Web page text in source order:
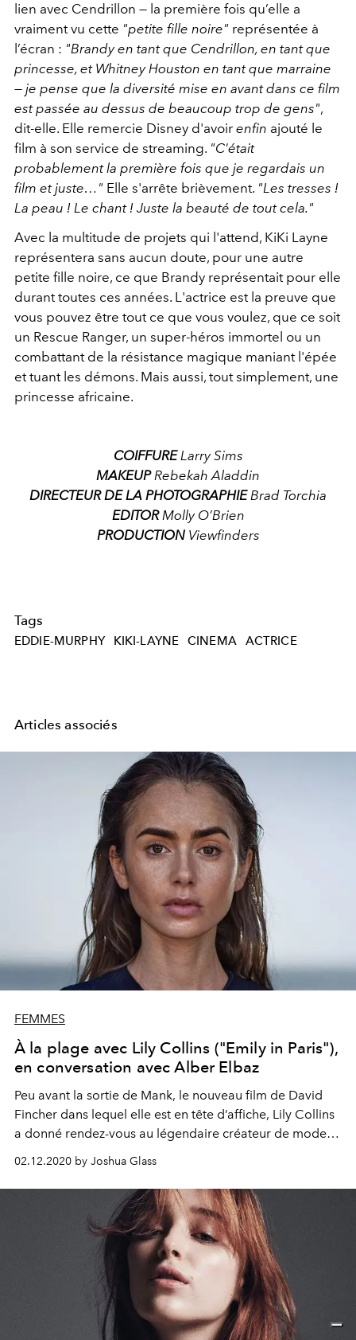
lien avec Cendrillon — la première fois qu’elle a
vraiment vu cette "petite fille noire" représentée à
l’écran : "Brandy en tant que Cendrillon, en tant que
princesse, et Whitney Houston en tant que marraine
— je pense que la diversité mise en avant dans ce film
est passée au dessus de beaucoup trop de gens",
dit-elle. Elle remercie Disney d'avoir enfin ajouté le
film à son service de streaming. "C'était
probablement la première fois que je regardais un
film et juste…" Elle s'arrête brièvement. "Les tresses !
La peau ! Le chant ! Juste la beauté de tout cela."
Avec la multitude de projets qui l'attend, KiKi Layne
représentera sans aucun doute, pour une autre
petite fille noire, ce que Brandy représentait pour elle
durant toutes ces années. L'actrice est la preuve que
vous pouvez être tout ce que vous voulez, que ce soit
un Rescue Ranger, un super-héros immortel ou un
combattant de la résistance magique maniant l'épée
et tuant les démons. Mais aussi, tout simplement, une
princesse africaine.
COIFFURELarry Sims
MAKEUPRebekah Aladdin
DIRECTEUR DE LA PHOTOGRAPHIEBrad Torchia
EDITORMolly O’Brien
PRODUCTIONViewfinders
Tags
EDDIE-MURPHY KIKI-LAYNE CINEMA ACTRICE
Articles associés
FEMMES
À la plage avec Lily Collins ("Emily in Paris"),
en conversation avec Alber Elbaz
Peu avant la sortie de Mank, le nouveau film de David
Fincher dans lequel elle est en tête d’affiche, Lily Collins
a donné rendez-vous au légendaire créateur de mode
in Paris et de leurs projets d’avenir respectifs.
02.12.2020 by Joshua Glass